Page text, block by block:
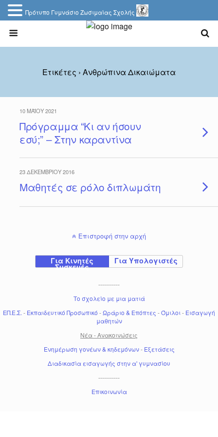
Ετικέτες › Ανθρώπινα Δικαιώματα
10 ΜΑΪ́ΟΥ 2021
Πρόγραμμα “Κι αν ήσουν
εσύ;” – Στην καραντίνα
23 ΔΕΚΕΜΒΡΊΟΥ 2016
Μαθητές σε ρόλο διπλωμάτη
Επιστροφή στην αρχή
Για Κινητές
Συσκευές
Για Υπολογιστές
-----------
Το σχολείο με μια ματιά
ΕΠ.Ε.Σ. - Εκπαιδευτικό Προσωπικό -Ωράριο & Επόπτες -Όμιλοι- Εισαγωγή
μαθητών
Νέα - Ανακοινώσεις
Ενημέρωση γονέων & κηδεμόνων- Εξετάσεις
Διαδικασία εισαγωγής στην α' γυμνασίου
-----------
Επικοινωνία
Πρότυπο Γυμνάσιο Ζωσιμαίας Σχολής